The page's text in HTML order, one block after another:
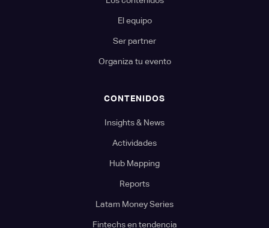
El equipo
Ser partner
Organiza tu evento
CONTENIDOS
Insights & News
Actividades
Hub Mapping
Reports
Latam Money Series
Fintechs en tendencia